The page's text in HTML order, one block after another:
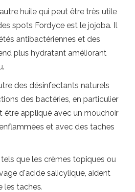
huile qui peut être très utile
spots Fordyce est le jojoba. Il
antibactériennes et des
plus hydratant améliorant
des désinfectants naturels
des bactéries, en particulier
être appliqué avec un mouchoir
et avec des taches
que les crèmes topiques ou
d'acide salicylique, aident
les taches.